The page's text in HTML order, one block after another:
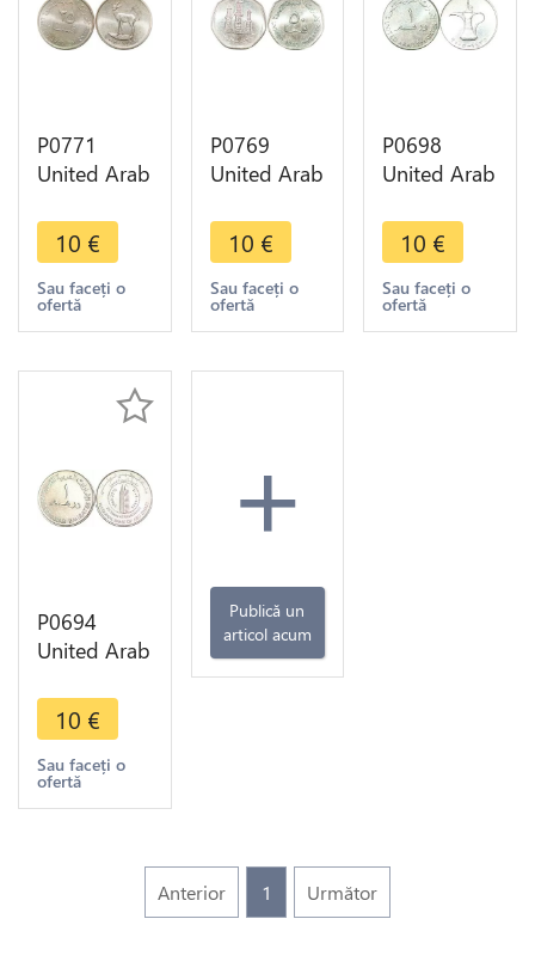
P0771
United Arab
Fils Zayed
Khalifa Deer
1425 2005
UNC -> M
10 €
Sau faceți o
ofertă
P0769
United Arab
Fils Zayed
Khalifa
1428-2007
UNC -
offer
10 €
Sau faceți o
ofertă
P0698
United Arab
Dirham
Zayed
Khalifa
1425 2005
10 €
Sau faceți o
ofertă
P0694
United Arab
One Dirham
Sultan
Zayed Bin
Abu Dhadi
10 €
Sau faceți o
ofertă
+
Publică un
articol acum
Anterior 1 Următor